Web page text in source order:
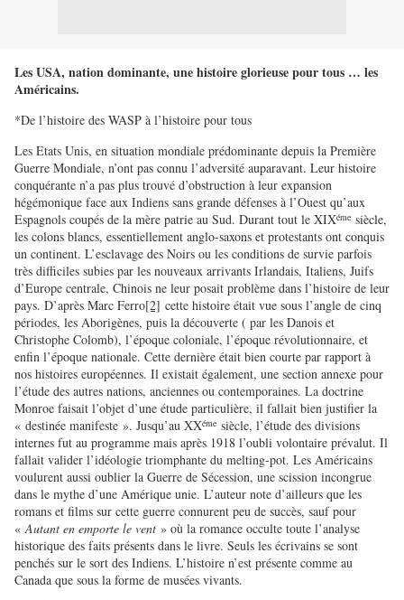
Les USA, nation dominante, une histoire glorieuse pour tous … les
Américains.
*De l’histoire des WASP à l’histoire pour tous
Les Etats Unis, en situation mondiale prédominante depuis la Première
Guerre Mondiale, n’ont pas connu l’adversité auparavant. Leur histoire
conquérante n’a pas plus trouvé d’obstruction à leur expansion
hégémonique face aux Indiens sans grande défenses à l’Ouest qu’aux
Espagnols coupés de la mère patrie au Sud. Durant tout le XIXéme siècle,
les colons blancs, essentiellement anglo-saxons et protestants ont conquis
un continent. L’esclavage des Noirs ou les conditions de survie parfois
très difficiles subies par les nouveaux arrivants Irlandais, Italiens, Juifs
d’Europe centrale, Chinois ne leur posait problème dans l’histoire de leur
pays. D’après Marc Ferro[2] cette histoire était vue sous l’angle de cinq
périodes, les Aborigènes, puis la découverte ( par les Danois et
Christophe Colomb), l’époque coloniale, l’époque révolutionnaire, et
enfin l’époque nationale. Cette dernière était bien courte par rapport à
nos histoires européennes. Il existait également, une section annexe pour
l’étude des autres nations, anciennes ou contemporaines. La doctrine
Monroe faisait l’objet d’une étude particulière, il fallait bien justifier la
« destinée manifeste ». Jusqu’au XXéme siècle, l’étude des divisions
internes fut au programme mais après 1918 l’oubli volontaire prévalut. Il
fallait valider l’idéologie triomphante du melting-pot. Les Américains
voulurent aussi oublier la Guerre de Sécession, une scission incongrue
dans le mythe d’une Amérique unie. L’auteur note d’ailleurs que les
romans et films sur cette guerre connurent peu de succès, sauf pour
«Autant en emporte le vent » où la romance occulte toute l’analyse
historique des faits présents dans le livre. Seuls les écrivains se sont
penchés sur le sort des Indiens. L’histoire n’est présente comme au
Canada que sous la forme de musées vivants.